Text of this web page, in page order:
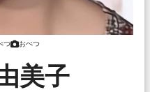
つ おぺつ
美子